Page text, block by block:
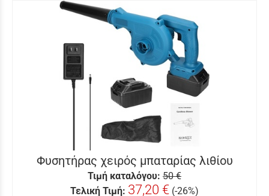
Φυσητήρας χειρός μπαταρίας λιθίου
Τιμή καταλόγου: 50 €
Τελική Τιμή: 37,20 € (-26%)